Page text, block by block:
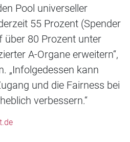
Pool universeller
55 Prozent (Spender
über 80 Prozent unter
A-Organe erweitern“,
„Infolgedessen kann
und die Fairness bei
verbessern.“